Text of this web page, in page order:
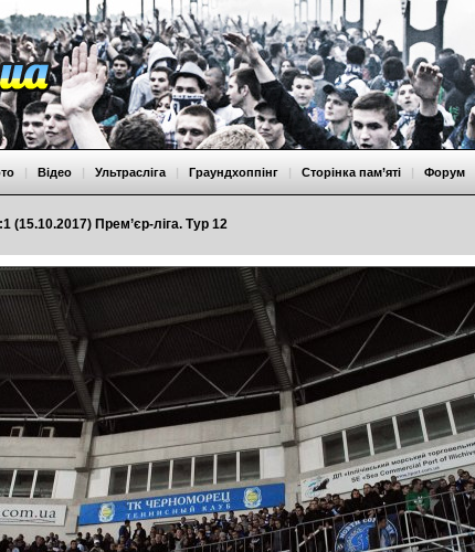
(15.10.2017) Прем’єр-ліга. Тур 12
| Відео | Ультрасліга | Граундхоппінг | Сторінка пам’яті | Форум